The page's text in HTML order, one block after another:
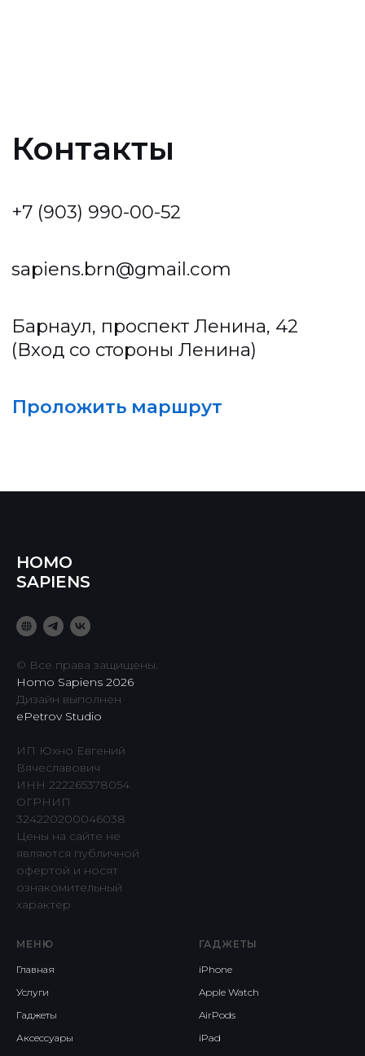
HOMO
SAPIENS
© Все права защищены.
Homo Sapiens 2026
Дизайн выполнен
ePetrov Studio
ИП Юхно Евгений
Вячеславович
ИНН 222265378054
ОГРНИП
324220200046038
Цены на сайте не
являются публичной
офертой и носят
ознакомительный
характер
МЕНЮ
Главная
Услуги
Гаджеты
Аксессуары
ГАДЖЕТЫ
iPhone
Apple Watch
AirPods
iPad